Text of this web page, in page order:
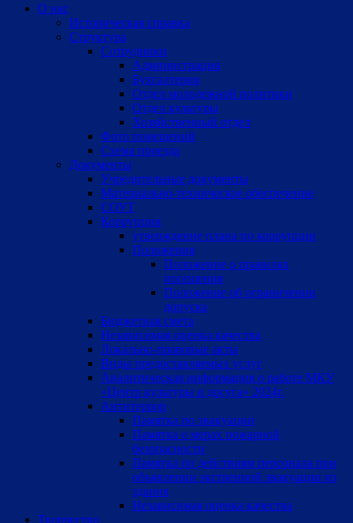
О нас
Историческая справка
Структура
Сотрудники
Администрация
Бухгалтерия
Отдел молодежной политики
Отдел культуры
Хозяйственный отдел
Фото помещений
Схема проезда
Документы
Учредительные документы
Материально-техническое обеспечение
СОУТ
Коррупция
утверждение плана по коррупции
Положения
Положение о правилах
посещения
Положение об ограничении
допуска
Бюджетная смета
Независимая оценка качества
Локально-правовые акты
Виды предоставляемых услуг
Аналитическая информация о работе МКУ
«Центр культуры и досуга» 2024г.
Антитеррор
Памятка по эвакуации
Памятка о мерах пожарной
безопасности
Памятка по действиям персонала при
объявлении экстренной эвакуации из
здания
Независимая оценка качества
Творчество